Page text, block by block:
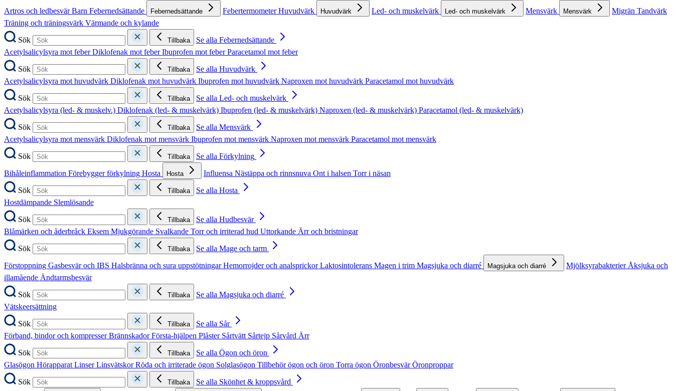
Artros och ledbesvärBarn Febernedsättande Febernedsättande FebertermometerHuvudvärk Huvudvärk Led- och muskelvärk Led- och muskelvärk Mensvärk Mensvärk Migrän Tandvärk
Träning och träningsvärk Värmande och kylande
Sök
Tillbaka
Se alla Febernedsättande
Acetylsalicylsyra mot feberDiklofenak mot feberIbuprofen mot feberParacetamol mot feber
Sök
Tillbaka
Se alla Huvudvärk
Acetylsalicylsyra mot huvudvärk Diklofenak mot huvudvärk Ibuprofen mot huvudvärk Naproxen mot huvudvärk Paracetamol mot huvudvärk
Sök
Tillbaka
Se alla Led- och muskelvärk
Acetylsalicylsyra (led- & muskelv.) Diklofenak (led- & muskelvärk) Ibuprofen (led- & muskelvärk) Naproxen (led- & muskelvärk) Paracetamol (led- & muskelvärk)
Sök
Tillbaka
Se alla Mensvärk
Acetylsalicylsyra mot mensvärk Diklofenak mot mensvärk Ibuprofen mot mensvärk Naproxen mot mensvärk Paracetamol mot mensvärk
Sök
Tillbaka
Se alla Förkylning
Bihåleinflammation Förebygger förkylning Hosta Hosta Influensa Nästäppa och rinnsnuva Ont i halsen Torr i näsan
Sök
Tillbaka
Se alla Hosta
Hostdämpande Slemlösande
Sök
Tillbaka
Se alla Hudbesvär
Blåmärken och åderbråck Eksem Mjukgörande Svalkande Torr och irriterad hud Uttorkande Ärr och bristningar
Sök
Tillbaka
Se alla Mage och tarm
Förstoppning Gasbesvär och IBS Halsbränna och sura uppstötningarHemorrojder och analsprickorLaktosintolerans Magen i trim Magsjuka och diarré Magsjuka och diarré Mjölksyrabakterier Åksjuka och
illamående Ändtarmsbesvär
Sök
Tillbaka
Se alla Magsjuka och diarré
Vätskeersättning
Sök
Tillbaka
Se alla Sår
Förband, bindor och kompresserBrännskadorFörsta-hjälpen Plåster Sårtvätt Sårtejp Sårvård Ärr
Sök
Tillbaka
Se alla Ögon och öron
Glasögon Hörapparat LinserLinsvätskorRöda och irriterade ögon Solglasögon Tillbehör ögon och öron Torra ögon ÖronbesvärÖronproppar
Sök
Tillbaka
Se alla Skönhet & kroppsvård